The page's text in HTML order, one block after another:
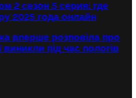
2 сезон 5 серия: где
2025 года онлайн
вперше розповіла про
виникли під час пологів